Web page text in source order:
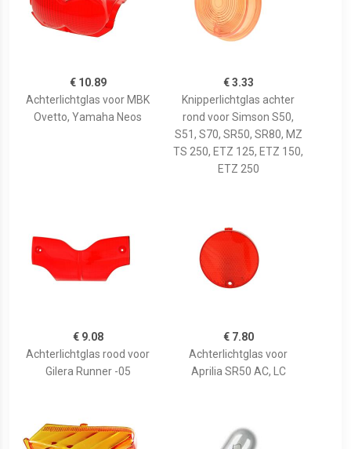
€ 10.89
Achterlichtglas voor MBK
Ovetto, Yamaha Neos
€ 3.33
Knipperlichtglas achter
rond voor Simson S50,
S51, S70, SR50, SR80, MZ
TS 250, ETZ 125, ETZ 150,
ETZ 250
€ 9.08
Achterlichtglas rood voor
Gilera Runner -05
€ 7.80
Achterlichtglas voor
Aprilia SR50 AC, LC